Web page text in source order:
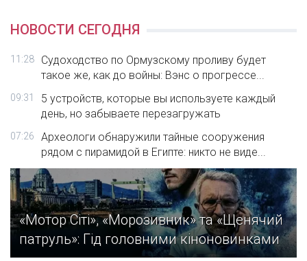
НОВОСТИ СЕГОДНЯ
11:28
Судоходство по Ормузскому проливу будет
такое же, как до войны: Вэнс о прогрессе...
09:31
5 устройств, которые вы используете каждый
день, но забываете перезагружать
07:26
Археологи обнаружили тайные сооружения
рядом с пирамидой в Египте: никто не виде...
«Мотор Сіті», «Морозивник» та «Щенячий
патруль»: Гід головними кіноновинками